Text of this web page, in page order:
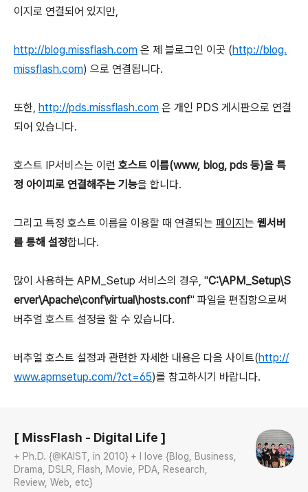
이지로 연결되어 있지만,
http://blog.missflash.com 은 제 블로그인 이곳 (http://blog.
missflash.com) 으로 연결됩니다.
또한, http://pds.missflash.com 은 개인 PDS 게시판으로 연결
되어 있습니다.
호스트 IP서비스는 이런 호스트 이름(www, blog, pds 등)을 특
정 아이피로 연결해주는 기능을 합니다.
그리고 특정 호스트 이름을 이용할 때 연결되는 페이지 는 웹서버
를 통해 설정합니다.
많이 사용하는 APM_Setup 서비스의 경우, "C:\APM_Setup\S
erver\Apache\conf\virtual\hosts.conf" 파일을 편집함으로써
버추얼 호스트 설정을 할 수 있습니다.
버추얼 호스트 설정과 관련한 자세한 내용은 다음 사이트(http://
www.apmsetup.com/?ct=65)를 참고하시기 바랍니다.
[ MissFlash - Digital Life ]
+ Ph.D. {@KAIST, in 2010} + I love {Blog, Business,
Drama, DSLR, Flash, Movie, PDA, Research,
Review, Web, etc}